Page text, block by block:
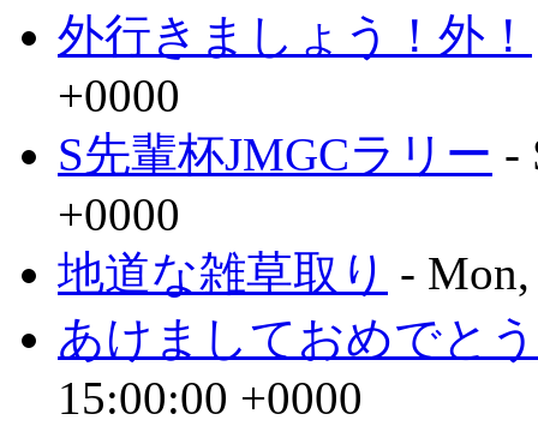
外行きましょう！外！
+0000
S先輩杯JMGCラリー -
+0000
地道な雑草取り -
あけましておめでと
15:00:00 +0000